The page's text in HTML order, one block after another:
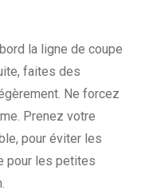
la ligne de coupe
faites des
Ne forcez
Prenez votre
pour éviter les
pour les petites